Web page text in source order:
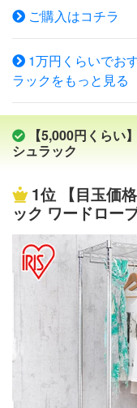
す●組立時間：約30-
ーゼットの服の下を
ラック●お客様から
や日々の使い勝手を
ニューアル●目隠し
で、外に出てもおも
でも出し入れしやす
ターと取っ手●上部
可能（高さ15cm)●床
kg●キャスター4個
個） 商品補足説明
収納 押入れ収納 ク
ォークインクローゼ
きま 収納ラック ラ
人暮らしインテリア
様替え 整理収納 す
Hサイズ違いもご
な収納アイテム特
ご購入はコチラ
1万円くらいでお
ラックをもっと見る
【5,000円くらい
シュラック
1位
【目玉価
ック ワードロー
プル ラック 幅91
頑丈 SEW-913E
ール キャスター
int新生活【あす